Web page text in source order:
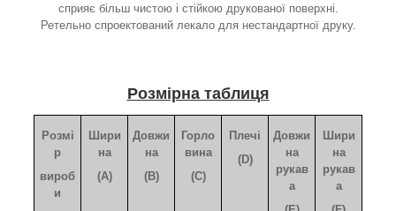
сприяє більш чистою і стійкою друкованої поверхні.
Ретельно спроектований лекало для нестандартної друку.
Розмірна таблиця
Розмі
р
вироб
и
Шири
на
(A)
Довжи
на
(B)
Горло
вина
(C)
Плечі
(D)
Довжи
на
рукав
а
Шири
на
рукав
а